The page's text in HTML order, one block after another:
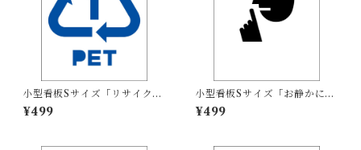
小型看板Sサイズ「リサイクル
PETボトル（青）」 屋外可
【その他・マーク】
¥499
小型看板Sサイズ「お静かにマ
ーク（黒）」 屋外可【その
他・マーク】
¥499